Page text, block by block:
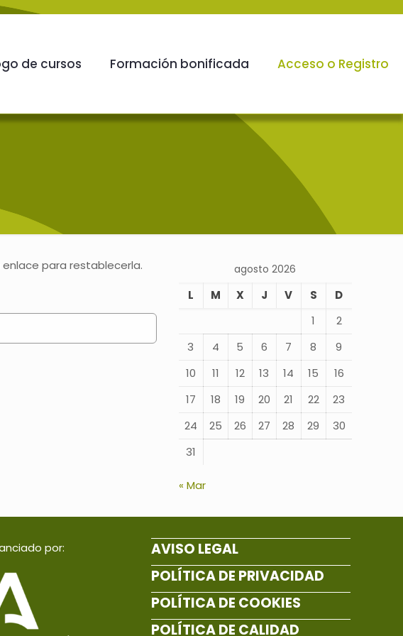
de cursos Formación bonificada Acceso o Registro
para restablecerla. agosto 2026
L M X J V S
D
1
2
3
4 5 6 7 8
9
10
11 12 13 14 15
16
17
18 19 20 21 22
23
24
25 26 27 28 29
30
31
« Mar
por:
AVISO LEGAL
POLÍTICA DE PRIVACIDAD
POLÍTICA DE COOKIES
POLÍTICA DE CALIDAD